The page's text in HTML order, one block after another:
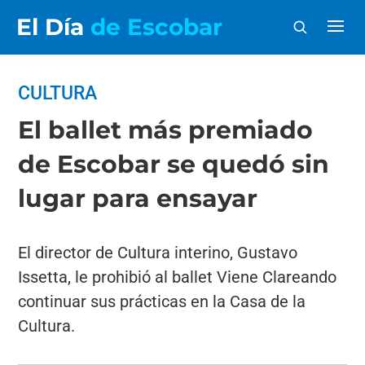
El Día de Escobar
CULTURA
El ballet más premiado
de Escobar se quedó sin
lugar para ensayar
El director de Cultura interino, Gustavo
Issetta, le prohibió al ballet Viene Clareando
continuar sus prácticas en la Casa de la
Cultura.